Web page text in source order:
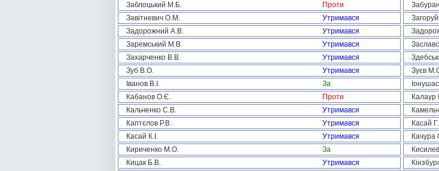
Заблоцький М.Б.
Проти
Завітневич О.М.
Утримався
Задорожний А.В.
Утримався
Заремський М.В.
Утримався
Захарченко В.В.
Утримався
Зуб В.О.
Утримався Зуєв
Іванов В.І.
За
Кабанов О.Є.
Проти Калаур
Кальченко С.В.
Утримався
Каптєлов Р.В.
Утримався Касай
Касай К.І.
Утримався Качура
Кириченко М.О.
За
Кицак Б.В.
Утримався